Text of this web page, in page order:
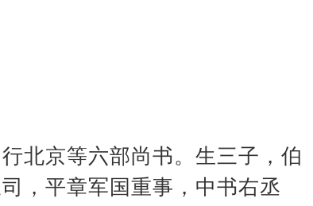
北京等六部尚书。生三子，伯
，平章军国重事，中书右丞